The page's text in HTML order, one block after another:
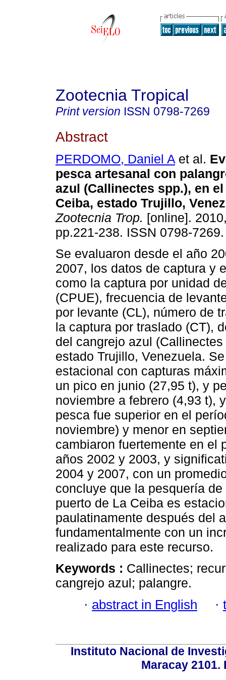
Zootecnia Tropical
Print version ISSN 0798-7269
Abstract
PERDOMO, Daniel A et al.
pesca artesanal con
azul (Callinectes spp.), en
Ceiba, estado Trujillo,
Zootecnia Trop. [online].
pp.221-238. ISSN 0798-7269.
Se evaluaron desde el año
2007, los datos de captura y
como la captura por unidad
(CPUE), frecuencia de
por levante (CL), número de
la captura por traslado (CT),
del cangrejo azul
estado Trujillo, Venezuela.
estacional con capturas
un pico en junio (27,95 t), y
noviembre a febrero (4,93 t),
pesca fue superior en el
noviembre) y menor en
cambiaron fuertemente en el
años 2002 y 2003, y
2004 y 2007, con un
concluye que la pesquería
puerto de La Ceiba es
paulatinamente después del
fundamentalmente con un
realizado para este recurso.
Keywords : Callinectes;
cangrejo azul; palangre.
· abstract in English ·
Instituto Nacional de
Maracay 2101.